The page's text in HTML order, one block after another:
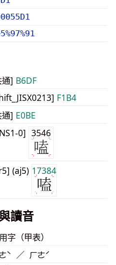
] B6DF
F1B4
] E0BE
0] 3546
(aj5) 17384
讀音
字（甲表）
ˋ ／ ㄏㄜˊ